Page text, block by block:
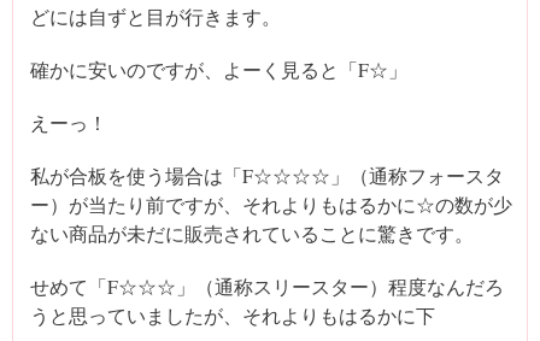
どには自ずと目が行きます。
確かに安いのですが、よーく見ると「F☆」
えーっ！
私が合板を使う場合は「F☆☆☆☆」（通称フォースタ
ー）が当たり前ですが、それよりもはるかに☆の数が少
ない商品が未だに販売されていることに驚きです。
せめて「F☆☆☆」（通称スリースター）程度なんだろ
うと思っていましたが、それよりもはるかに下